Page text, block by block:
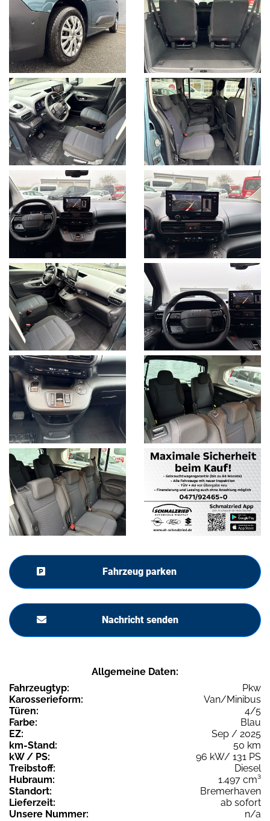
Fahrzeug parken
Nachricht senden
Allgemeine Daten:
Fahrzeugtyp:
Pkw
Karosserieform:
Van/Minibus
Türen:
4/5
Farbe:
Blau
EZ:
Sep / 2025
km-Stand:
50 km
kW / PS:
96 kW/ 131 PS
Treibstoff:
Diesel
Hubraum:
1.497 cm³
Standort:
Bremerhaven
Lieferzeit:
ab sofort
Unsere Nummer:
n/a